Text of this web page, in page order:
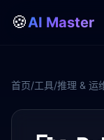
🍪AI Master
首页/工具/推理 & 运